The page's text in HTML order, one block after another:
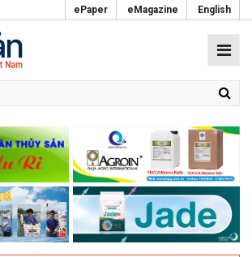
ePaper eMagazine English